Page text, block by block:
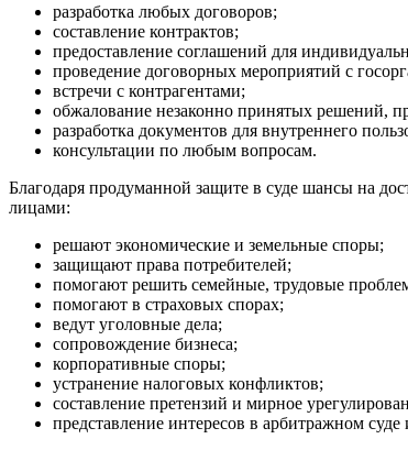
разработка любых договоров;
составление контрактов;
предоставление соглашений для
проведение договорных мероприятий с
встречи с контрагентами;
обжалование незаконно принятых решений,
разработка документов для внутреннего
консультации по любым вопросам.
Благодаря продуманной защите в суде шансы на
лицами:
решают экономические и земельные споры;
защищают права потребителей;
помогают решить семейные, трудовые
помогают в страховых спорах;
ведут уголовные дела;
сопровождение бизнеса;
корпоративные споры;
устранение налоговых конфликтов;
составление претензий и мирное
представление интересов в арбитражном суде